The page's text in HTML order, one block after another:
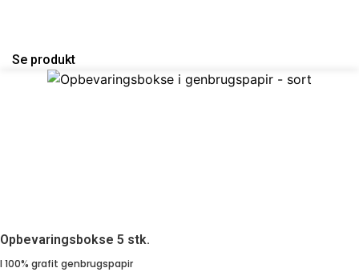
Se produkt
Opbevaringsbokse 5 stk.
I 100% grafit genbrugspapir